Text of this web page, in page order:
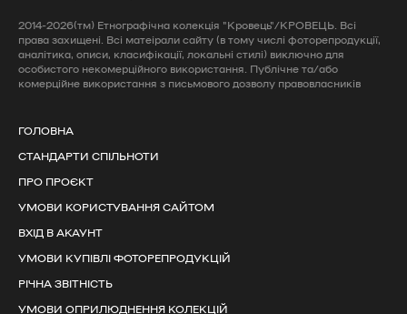
2014-2026(тм) Етнографічна колекція "Кровець"/КРОВЕЦЬ. Всі
права захищені. Всі матеірали сайту (в тому числі фоторепродукції,
аналітика, описи, класифікації, локальні стилі) виключно для
особистого некомерційного використання. Публічне та/або
комерційне використання з письмового дозволу правовласників
ГОЛОВНА
СТАНДАРТИ СПІЛЬНОТИ
ПРО ПРОЄКТ
УМОВИ КОРИСТУВАННЯ САЙТОМ
ВХІД В АКАУНТ
УМОВИ КУПІВЛІ ФОТОРЕПРОДУКЦІЙ
РІЧНА ЗВІТНІСТЬ
УМОВИ ОПРИЛЮДНЕННЯ КОЛЕКЦІЙ